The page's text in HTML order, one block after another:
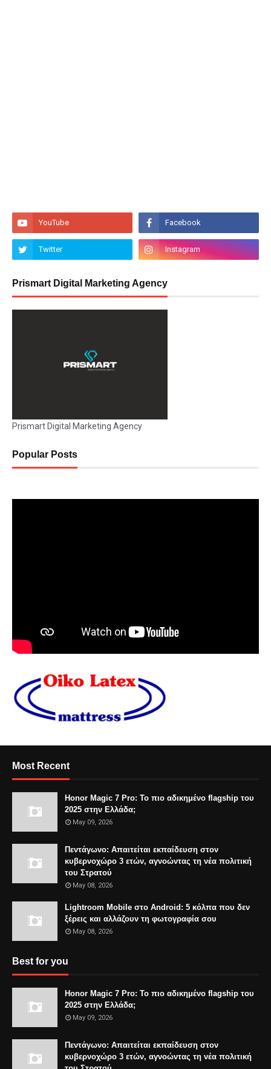
Prismart Digital Marketing Agency
Prismart Digital Marketing Agency
Popular Posts
Most Recent
Honor Magic 7 Pro: Το πιο αδικημένο flagship του
2025 στην Ελλάδα;
May 09, 2026
Πεντάγωνο: Απαιτείται εκπαίδευση στον
κυβερνοχώρο 3 ετών, αγνοώντας τη νέα πολιτική
του Στρατού
May 08, 2026
Lightroom Mobile στο Android: 5 κόλπα που δεν
ξέρεις και αλλάζουν τη φωτογραφία σου
May 08, 2026
Best for you
Honor Magic 7 Pro: Το πιο αδικημένο flagship του
2025 στην Ελλάδα;
May 09, 2026
Πεντάγωνο: Απαιτείται εκπαίδευση στον
κυβερνοχώρο 3 ετών, αγνοώντας τη νέα πολιτική